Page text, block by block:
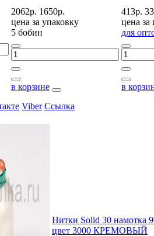
2062р. 1650р.
цена за упаковку
5 бобин
в корзине
413р.
цена за
для
в
Viber Ссылка
Нитки Solid 30 намотка
цвет 3000 КРЕМОВЫЙ